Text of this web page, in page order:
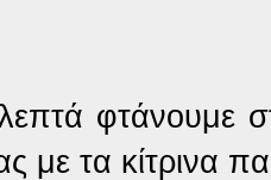
φτάνουμε
με τα κίτρινα